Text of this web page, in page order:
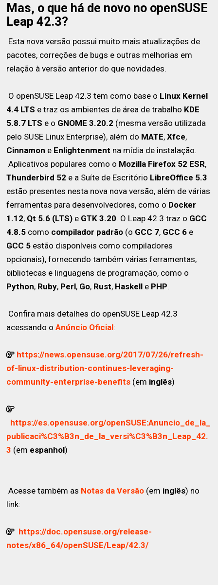
Mas, o que há de novo no openSUSE
Leap 42.3?
Esta nova versão possui muito mais atualizações de
pacotes, correções de bugs e outras melhorias em
relação à versão anterior do que novidades.
O openSUSE Leap 42.3 tem como base o Linux Kernel
4.4 LTS e traz os ambientes de área de trabalho KDE
5.8.7 LTS e o GNOME 3.20.2 (mesma versão utilizada
pelo SUSE Linux Enterprise), além do MATE,Xfce,
Cinnamon e Enlightenment na mídia de instalação.
Aplicativos populares como o Mozilla Firefox 52 ESR,
Thunderbird 52 e a Suíte de Escritório LibreOffice 5.3
estão presentes nesta nova nova versão, além de várias
ferramentas para desenvolvedores, como o Docker
1.12, Qt 5.6 (LTS) e GTK 3.20. O Leap 42.3 traz o GCC
4.8.5 como compilador padrão (o GCC 7, GCC 6 e
GCC 5 estão disponíveis como compiladores
opcionais), fornecendo também várias ferramentas,
bibliotecas e linguagens de programação, como o
Python, Ruby, Perl, Go, Rust, Haskell e PHP.
Confira mais detalhes do openSUSE Leap 42.3
acessando oAnúncio Oficial:
https://news.opensuse.org/2017/07/26/refresh-
of-linux-distribution-continues-leveraging-
community-enterprise-benefits (em inglês)
https://es.opensuse.org/openSUSE:Anuncio_de_la_
publicaci%C3%B3n_de_la_versi%C3%B3n_Leap_42.
3 (em espanhol)
Acesse também as Notas da Versão (em inglês) no
link:
https://doc.opensuse.org/release-
notes/x86_64/openSUSE/Leap/42.3/